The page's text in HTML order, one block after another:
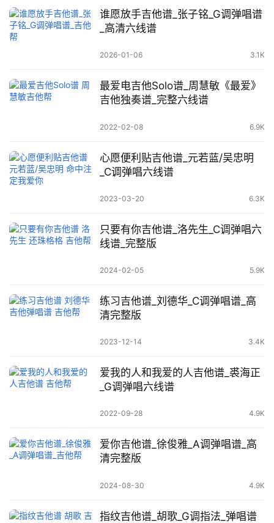
谁愿放手吉他谱_张子铭_G调弹唱谱
_高清六线谱
2026-01-06 3.1K
最爱电吉他Solo谱_周慧敏《最爱》
吉他独奏谱_完整六线谱
2022-02-08 6.9K
心愿便利贴吉他谱_元若蓝/吴忠明
_C调弹唱六线谱
2023-03-20 6.3K
只要有你吉他谱_洛先生_C调弹唱六
线谱_完整版
2024-02-05 5.9K
练习吉他谱_刘德华_C调弹唱谱_高
清完整版
2023-12-14 3.4K
爱我的人和我爱的人吉他谱_裘海正
_G调弹唱六线谱
2022-09-28 4.9K
爱你吉他谱_徐俊雅_A调弹唱谱_高
清完整版
2024-08-30 4.9K
指纹吉他谱_胡歌_G调指法_弹唱谱